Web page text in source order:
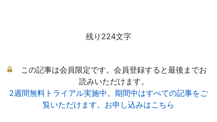
残り224文字
この記事は会員限定です。会員登録すると最後までお
読みいただけます。
2週間無料トライアル実施中。期間中はすべての記事をご
覧いただけます。お申し込みはこちら